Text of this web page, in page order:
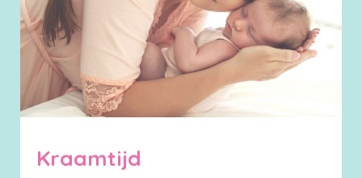
Kraamtijd